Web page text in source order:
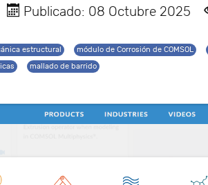
Publicado: 08 Octubre 2025
estructural módulo de Corrosión de COMSOL
mallado de barrido